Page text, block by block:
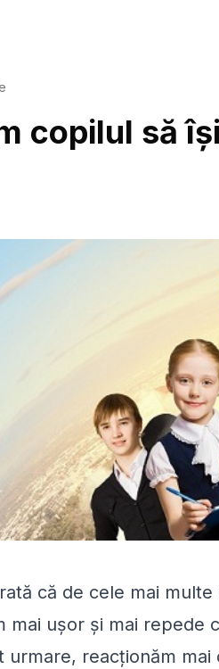
copilul să
că de cele mai
mai uşor şi mai
reacţionăm